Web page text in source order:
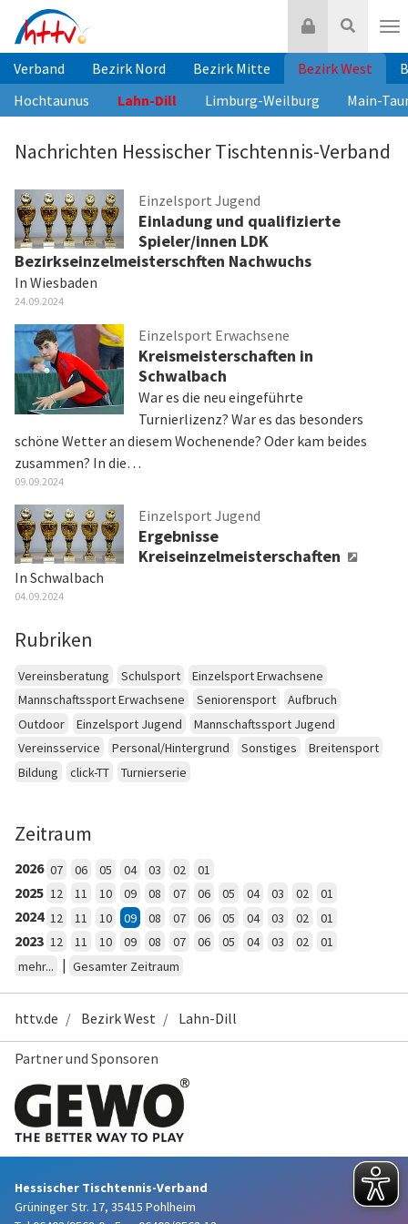
Inhalt
springen
Suche
Login
Verband Bezirk Nord Bezirk Mitte Bezirk West
Hochtaunus
Lahn-Dill Limburg-Weilburg Main-
Nachrichten Hessischer Tischtennis-Verband
Einzelsport Jugend
Einladung und qualifizierte
Spieler/innen LDK
Bezirkseinzelmeisterschften Nachwuchs
In Wiesbaden
24.09.2024
Einzelsport Erwachsene
Kreismeisterschaften in
Schwalbach
War es die neu eingeführte
Turnierlizenz? War es das besonders
schöne Wetter an diesem Wochenende? Oder kam beides
zusammen? In die…
09.09.2024
Einzelsport Jugend
Ergebnisse
Kreiseinzelmeisterschaften
In Schwalbach
04.09.2024
Rubriken
Vereinsberatung Schulsport
Einzelsport Erwachsene
Mannschaftssport Erwachsene
Seniorensport
Aufbruch
Outdoor
Einzelsport Jugend
Mannschaftssport Jugend
Vereinsservice
Personal/Hintergrund Sonstiges
Breitensport
Bildung
click-TT Turnierserie
Zeitraum
2026 07 06 05 04 03 02 01
2025 12 11 10 09 08 07 06 05 04 03 02 01
2024 12 11 10 09 08 07 06 05 04 03 02 01
2023 12 11 10 09 08 07 06 05 04 03 02
01
mehr...
| Gesamter Zeitraum
httv.de Bezirk West Lahn-Dill
Partner und Sponsoren
Hessischer Tischtennis-Verband
Grüninger Str. 17, 35415 Pohlheim